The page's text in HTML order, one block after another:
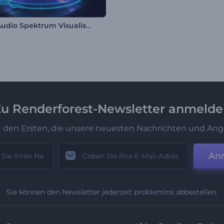
Neon Audio Spektrum Visualisierer
Renderforest-Newsletter
den Ersten, die unsere neuesten Nachrichten und
Sie können den Newsletter jederzeit problemlos abbestellen.